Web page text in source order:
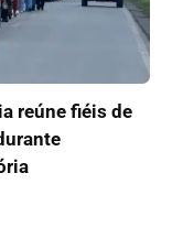
reúne fiéis de